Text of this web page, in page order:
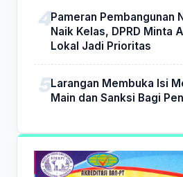
Pameran Pembangunan
Naik Kelas, DPRD Minta
Lokal Jadi Prioritas
Larangan Membuka Isi
Main dan Sanksi Bagi